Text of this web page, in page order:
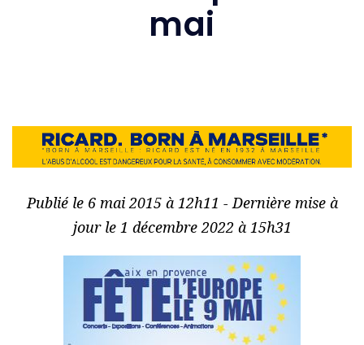
mai
Publié le 6 mai 2015 à 12h11 - Dernière mise à
jour le 1 décembre 2022 à 15h31